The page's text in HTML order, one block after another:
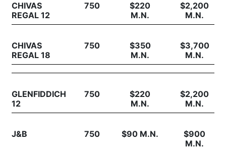
CHIVAS
REGAL 12
750
$220
M.N.
$2,200
M.N.
CHIVAS
REGAL 18
750
$350
M.N.
$3,700
M.N.
GLENFIDDICH
12
750
$220
M.N.
$2,200
M.N.
J&B 750 $90 M.N.
$900
M.N.